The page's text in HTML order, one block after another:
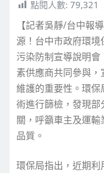
點閱人數: 79,321
【記者吳靜/台中報
源！台中市政府環
污染防制宣導說明
素供應商共同參與
維護的重要性。環
術進行篩檢，發現
關，呼籲車主及運
品質。
環保局指出，近期